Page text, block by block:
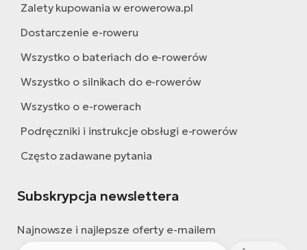
Zalety kupowania w erowerowa.pl
Dostarczenie e-roweru
Wszystko o bateriach do e-rowerów
Wszystko o silnikach do e-rowerów
Wszystko o e-rowerach
Podręczniki i instrukcje obsługi e-rowerów
Często zadawane pytania
Subskrypcja newslettera
Najnowsze i najlepsze oferty e-mailem